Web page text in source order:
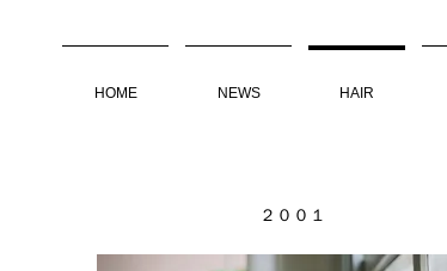
HOME NEWS HAIR
​２００１